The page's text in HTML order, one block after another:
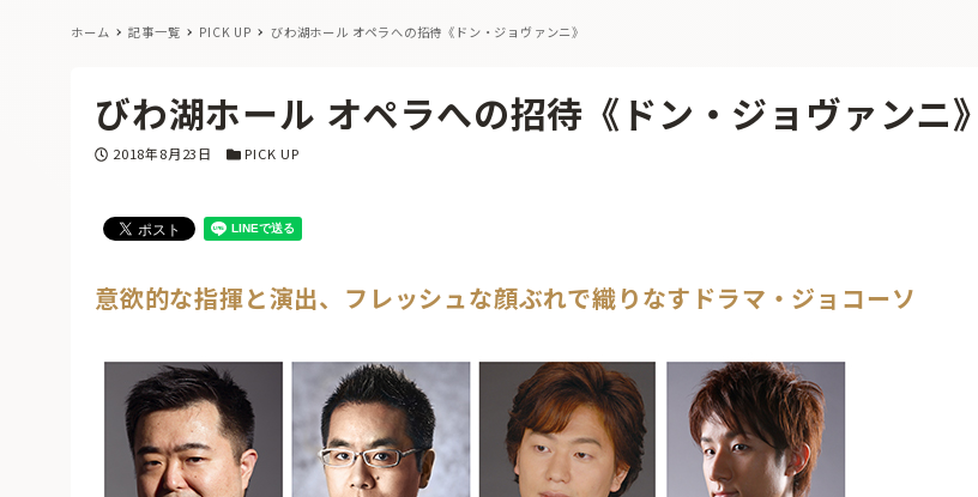
古楽とその先と オーケストラの楽屋から 海の向こうの音楽家
現場のプロが推す！間違いないオーケストラコンサート
過去の特集
無料ライブ配信スケジュール 有料ライブ配信スケジュール
か さ た な ま や ら
ホーム 記事一覧 PICK UP びわ湖ホール オペラへの招待《ドン・ジョヴァンニ》
びわ湖ホール オペラへの招待《ドン・ジョヴァンニ》
投稿日
2018年8月23日 カテゴリー
PICK UP
意欲的な指揮と演出、フレッシュな顔ぶれで織りなすドラマ・ジョコーソ